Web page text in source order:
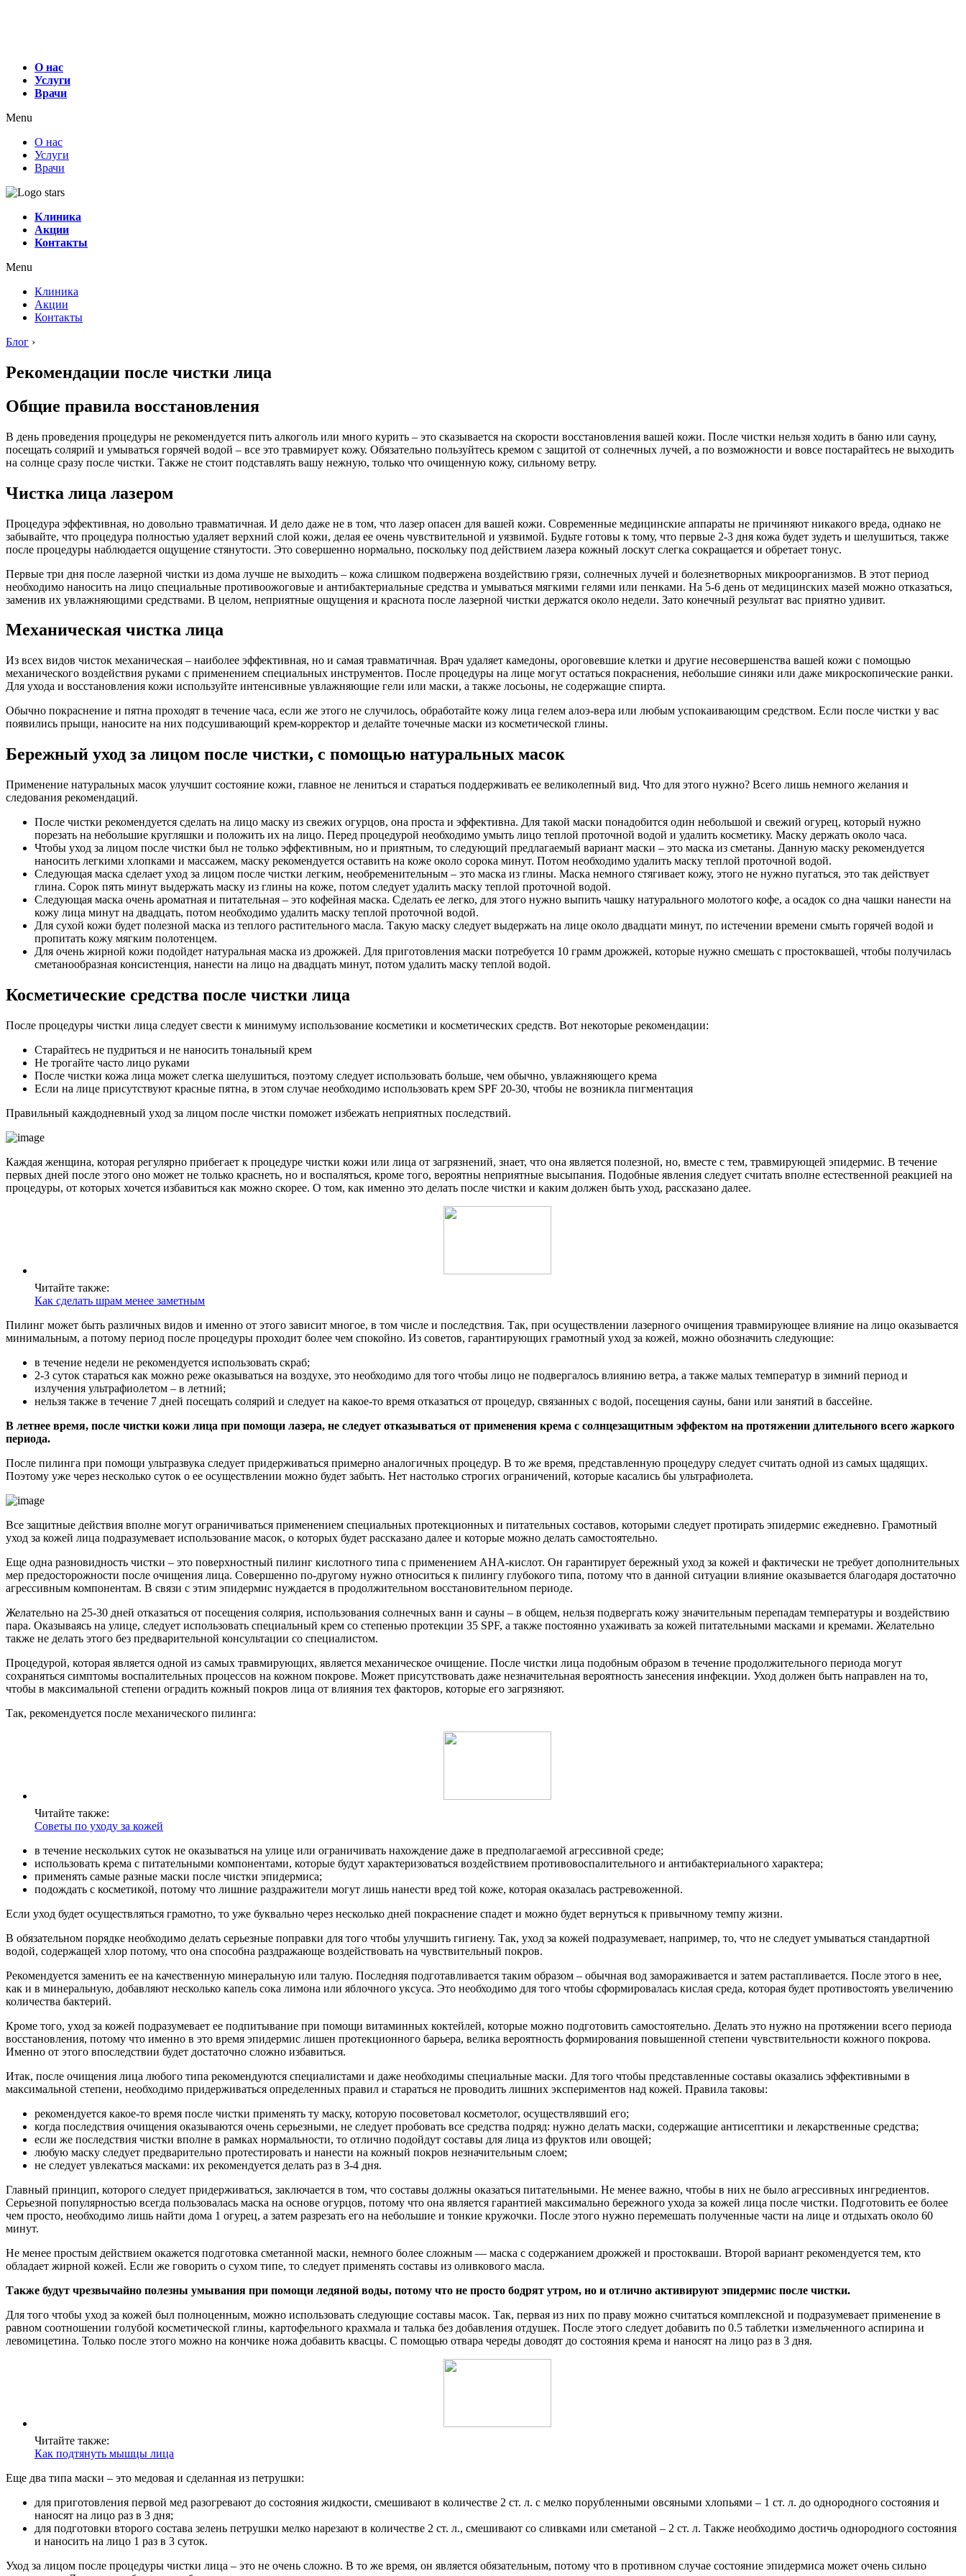
О нас
Услуги
Врачи
Menu
О нас
Услуги
Врачи
Клиника
Акции
Контакты
Menu
Клиника
Акции
Контакты
Блог ›
Рекомендации после чистки лица
Общие правила восстановления
В день проведения процедуры не рекомендуется пить алкоголь или много курить – это сказывается на скорости восстановления вашей кожи. После чистки нельзя ходить в баню или сауну,
посещать солярий и умываться горячей водой – все это травмирует кожу. Обязательно пользуйтесь кремом с защитой от солнечных лучей, а по возможности и вовсе постарайтесь не выходить
на солнце сразу после чистки. Также не стоит подставлять вашу нежную, только что очищенную кожу, сильному ветру.
Чистка лица лазером
Процедура эффективная, но довольно травматичная. И дело даже не в том, что лазер опасен для вашей кожи. Современные медицинские аппараты не причиняют никакого вреда, однако не
забывайте, что процедура полностью удаляет верхний слой кожи, делая ее очень чувствительной и уязвимой. Будьте готовы к тому, что первые 2-3 дня кожа будет зудеть и шелушиться, также
после процедуры наблюдается ощущение стянутости. Это совершенно нормально, поскольку под действием лазера кожный лоскут слегка сокращается и обретает тонус.
Первые три дня после лазерной чистки из дома лучше не выходить – кожа слишком подвержена воздействию грязи, солнечных лучей и болезнетворных микроорганизмов. В этот период
необходимо наносить на лицо специальные противоожоговые и антибактериальные средства и умываться мягкими гелями или пенками. На 5-6 день от медицинских мазей можно отказаться,
заменив их увлажняющими средствами. В целом, неприятные ощущения и краснота после лазерной чистки держатся около недели. Зато конечный результат вас приятно удивит.
Механическая чистка лица
Из всех видов чисток механическая – наиболее эффективная, но и самая травматичная. Врач удаляет камедоны, ороговевшие клетки и другие несовершенства вашей кожи с помощью
механического воздействия руками с применением специальных инструментов. После процедуры на лице могут остаться покраснения, небольшие синяки или даже микроскопические ранки.
Для ухода и восстановления кожи используйте интенсивные увлажняющие гели или маски, а также лосьоны, не содержащие спирта.
Обычно покраснение и пятна проходят в течение часа, если же этого не случилось, обработайте кожу лица гелем алоэ-вера или любым успокаивающим средством. Если после чистки у вас
появились прыщи, наносите на них подсушивающий крем-корректор и делайте точечные маски из косметической глины.
Бережный уход за лицом после чистки, с помощью натуральных масок
Применение натуральных масок улучшит состояние кожи, главное не лениться и стараться поддерживать ее великолепный вид. Что для этого нужно? Всего лишь немного желания и
следования рекомендаций.
После чистки рекомендуется сделать на лицо маску из свежих огурцов, она проста и эффективна. Для такой маски понадобится один небольшой и свежий огурец, который нужно
порезать на небольшие кругляшки и положить их на лицо. Перед процедурой необходимо умыть лицо теплой проточной водой и удалить косметику. Маску держать около часа.
Чтобы уход за лицом после чистки был не только эффективным, но и приятным, то следующий предлагаемый вариант маски – это маска из сметаны. Данную маску рекомендуется
наносить легкими хлопками и массажем, маску рекомендуется оставить на коже около сорока минут. Потом необходимо удалить маску теплой проточной водой.
Следующая маска сделает уход за лицом после чистки легким, необременительным – это маска из глины. Маска немного стягивает кожу, этого не нужно пугаться, это так действует
глина. Сорок пять минут выдержать маску из глины на коже, потом следует удалить маску теплой проточной водой.
Следующая маска очень ароматная и питательная – это кофейная маска. Сделать ее легко, для этого нужно выпить чашку натурального молотого кофе, а осадок со дна чашки нанести на
кожу лица минут на двадцать, потом необходимо удалить маску теплой проточной водой.
Для сухой кожи будет полезной маска из теплого растительного масла. Такую маску следует выдержать на лице около двадцати минут, по истечении времени смыть горячей водой и
пропитать кожу мягким полотенцем.
Для очень жирной кожи подойдет натуральная маска из дрожжей. Для приготовления маски потребуется 10 грамм дрожжей, которые нужно смешать с простоквашей, чтобы получилась
сметанообразная консистенция, нанести на лицо на двадцать минут, потом удалить маску теплой водой.
Косметические средства после чистки лица
После процедуры чистки лица следует свести к минимуму использование косметики и косметических средств. Вот некоторые рекомендации:
Старайтесь не пудриться и не наносить тональный крем
Не трогайте часто лицо руками
После чистки кожа лица может слегка шелушиться, поэтому следует использовать больше, чем обычно, увлажняющего крема
Если на лице присутствуют красные пятна, в этом случае необходимо использовать крем SPF 20-30, чтобы не возникла пигментация
Правильный каждодневный уход за лицом после чистки поможет избежать неприятных последствий.
Каждая женщина, которая регулярно прибегает к процедуре чистки кожи или лица от загрязнений, знает, что она является полезной, но, вместе с тем, травмирующей эпидермис. В течение
первых дней после этого оно может не только краснеть, но и воспаляться, кроме того, вероятны неприятные высыпания. Подобные явления следует считать вполне естественной реакцией на
процедуры, от которых хочется избавиться как можно скорее. О том, как именно это делать после чистки и каким должен быть уход, рассказано далее.
Читайте также:
Как сделать шрам менее заметным
Пилинг может быть различных видов и именно от этого зависит многое, в том числе и последствия. Так, при осуществлении лазерного очищения травмирующее влияние на лицо оказывается
минимальным, а потому период после процедуры проходит более чем спокойно. Из советов, гарантирующих грамотный уход за кожей, можно обозначить следующие:
в течение недели не рекомендуется использовать скраб;
2-3 суток стараться как можно реже оказываться на воздухе, это необходимо для того чтобы лицо не подвергалось влиянию ветра, а также малых температур в зимний период и
излучения ультрафиолетом – в летний;
нельзя также в течение 7 дней посещать солярий и следует на какое-то время отказаться от процедур, связанных с водой, посещения сауны, бани или занятий в бассейне.
В летнее время, после чистки кожи лица при помощи лазера, не следует отказываться от применения крема с солнцезащитным эффектом на протяжении длительного всего жаркого
периода.
После пилинга при помощи ультразвука следует придерживаться примерно аналогичных процедур. В то же время, представленную процедуру следует считать одной из самых щадящих.
Поэтому уже через несколько суток о ее осуществлении можно будет забыть. Нет настолько строгих ограничений, которые касались бы ультрафиолета.
Все защитные действия вполне могут ограничиваться применением специальных протекционных и питательных составов, которыми следует протирать эпидермис ежедневно. Грамотный
уход за кожей лица подразумевает использование масок, о которых будет рассказано далее и которые можно делать самостоятельно.
Еще одна разновидность чистки – это поверхностный пилинг кислотного типа с применением AHA-кислот. Он гарантирует бережный уход за кожей и фактически не требует дополнительных
мер предосторожности после очищения лица. Совершенно по-другому нужно относиться к пилингу глубокого типа, потому что в данной ситуации влияние оказывается благодаря достаточно
агрессивным компонентам. В связи с этим эпидермис нуждается в продолжительном восстановительном периоде.
Желательно на 25-30 дней отказаться от посещения солярия, использования солнечных ванн и сауны – в общем, нельзя подвергать кожу значительным перепадам температуры и воздействию
пара. Оказываясь на улице, следует использовать специальный крем со степенью протекции 35 SPF, а также постоянно ухаживать за кожей питательными масками и кремами. Желательно
также не делать этого без предварительной консультации со специалистом.
Процедурой, которая является одной из самых травмирующих, является механическое очищение. После чистки лица подобным образом в течение продолжительного периода могут
сохраняться симптомы воспалительных процессов на кожном покрове. Может присутствовать даже незначительная вероятность занесения инфекции. Уход должен быть направлен на то,
чтобы в максимальной степени оградить кожный покров лица от влияния тех факторов, которые его загрязняют.
Так, рекомендуется после механического пилинга:
Читайте также:
Советы по уходу за кожей
в течение нескольких суток не оказываться на улице или ограничивать нахождение даже в предполагаемой агрессивной среде;
использовать крема с питательными компонентами, которые будут характеризоваться воздействием противовоспалительного и антибактериального характера;
применять самые разные маски после чистки эпидермиса;
подождать с косметикой, потому что лишние раздражители могут лишь нанести вред той коже, которая оказалась растревоженной.
Если уход будет осуществляться грамотно, то уже буквально через несколько дней покраснение спадет и можно будет вернуться к привычному темпу жизни.
В обязательном порядке необходимо делать серьезные поправки для того чтобы улучшить гигиену. Так, уход за кожей подразумевает, например, то, что не следует умываться стандартной
водой, содержащей хлор потому, что она способна раздражающе воздействовать на чувствительный покров.
Рекомендуется заменить ее на качественную минеральную или талую. Последняя подготавливается таким образом – обычная вод замораживается и затем растапливается. После этого в нее,
как и в минеральную, добавляют несколько капель сока лимона или яблочного уксуса. Это необходимо для того чтобы сформировалась кислая среда, которая будет противостоять увеличению
количества бактерий.
Кроме того, уход за кожей подразумевает ее подпитывание при помощи витаминных коктейлей, которые можно подготовить самостоятельно. Делать это нужно на протяжении всего периода
восстановления, потому что именно в это время эпидермис лишен протекционного барьера, велика вероятность формирования повышенной степени чувствительности кожного покрова.
Именно от этого впоследствии будет достаточно сложно избавиться.
Итак, после очищения лица любого типа рекомендуются специалистами и даже необходимы специальные маски. Для того чтобы представленные составы оказались эффективными в
максимальной степени, необходимо придерживаться определенных правил и стараться не проводить лишних экспериментов над кожей. Правила таковы:
рекомендуется какое-то время после чистки применять ту маску, которую посоветовал косметолог, осуществлявший его;
когда последствия очищения оказываются очень серьезными, не следует пробовать все средства подряд: нужно делать маски, содержащие антисептики и лекарственные средства;
если же последствия чистки вполне в рамках нормальности, то отлично подойдут составы для лица из фруктов или овощей;
любую маску следует предварительно протестировать и нанести на кожный покров незначительным слоем;
не следует увлекаться масками: их рекомендуется делать раз в 3-4 дня.
Главный принцип, которого следует придерживаться, заключается в том, что составы должны оказаться питательными. Не менее важно, чтобы в них не было агрессивных ингредиентов.
Серьезной популярностью всегда пользовалась маска на основе огурцов, потому что она является гарантией максимально бережного ухода за кожей лица после чистки. Подготовить ее более
чем просто, необходимо лишь найти дома 1 огурец, а затем разрезать его на небольшие и тонкие кружочки. После этого нужно перемешать полученные части на лице и отдыхать около 60
минут.
Не менее простым действием окажется подготовка сметанной маски, немного более сложным — маска с содержанием дрожжей и простокваши. Второй вариант рекомендуется тем, кто
обладает жирной кожей. Если же говорить о сухом типе, то следует применять составы из оливкового масла.
Также будут чрезвычайно полезны умывания при помощи ледяной воды, потому что не просто бодрят утром, но и отлично активируют эпидермис после чистки.
Для того чтобы уход за кожей был полноценным, можно использовать следующие составы масок. Так, первая из них по праву можно считаться комплексной и подразумевает применение в
равном соотношении голубой косметической глины, картофельного крахмала и талька без добавления отдушек. После этого следует добавить по 0.5 таблетки измельченного аспирина и
левомицетина. Только после этого можно на кончике ножа добавить квасцы. С помощью отвара череды доводят до состояния крема и наносят на лицо раз в 3 дня.
Читайте также:
Как подтянуть мышцы лица
Еще два типа маски – это медовая и сделанная из петрушки:
для приготовления первой мед разогревают до состояния жидкости, смешивают в количестве 2 ст. л. с мелко порубленными овсяными хлопьями – 1 ст. л. до однородного состояния и
наносят на лицо раз в 3 дня;
для подготовки второго состава зелень петрушки мелко нарезают в количестве 2 ст. л., смешивают со сливками или сметаной – 2 ст. л. Также необходимо достичь однородного состояния
и наносить на лицо 1 раз в 3 суток.
Уход за лицом после процедуры чистки лица – это не очень сложно. В то же время, он является обязательным, потому что в противном случае состояние эпидермиса может очень сильно